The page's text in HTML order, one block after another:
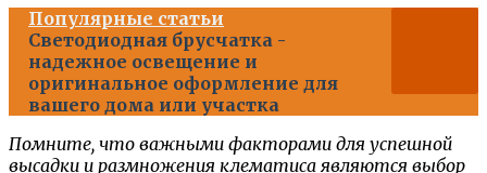
Популярные статьи
Светодиодная брусчатка -
надежное освещение и
оригинальное оформление для
вашего дома или участка
Помните, что важными факторами для успешной
высадки и размножения клематиса являются выбор